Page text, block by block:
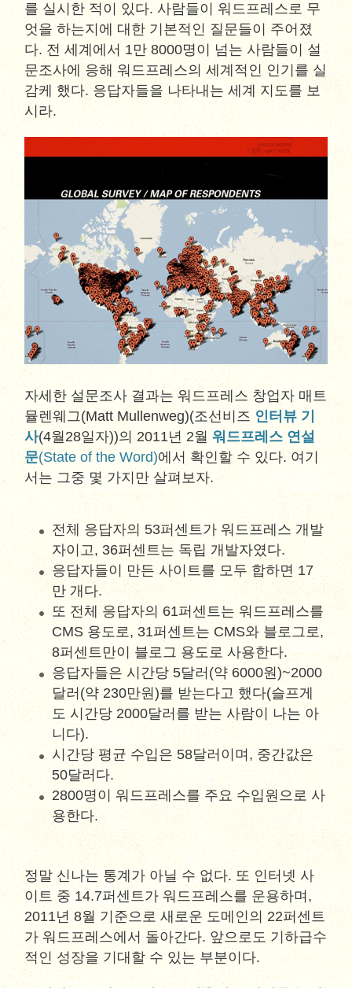
를 실시한 적이 있다. 사람들이 워드프레스로 무
엇을 하는지에 대한 기본적인 질문들이 주어졌
다. 전 세계에서 1만 8000명이 넘는 사람들이 설
문조사에 응해 워드프레스의 세계적인 인기를 실
감케 했다. 응답자들을 나타내는 세계 지도를 보
시라.
자세한 설문조사 결과는 워드프레스 창업자 매트
뮬렌웨그(Matt Mullenweg)(조선비즈 인터뷰 기
사(4월28일자))의 2011년 2월워드프레스 연설
문(State of the Word)에서 확인할 수 있다. 여기
서는 그중 몇 가지만 살펴보자.
전체 응답자의 53퍼센트가 워드프레스 개발
자이고, 36퍼센트는 독립 개발자였다.
응답자들이 만든 사이트를 모두 합하면 17
만 개다.
또 전체 응답자의 61퍼센트는 워드프레스를
CMS 용도로, 31퍼센트는 CMS와 블로그로,
8퍼센트만이 블로그 용도로 사용한다.
응답자들은 시간당 5달러(약 6000원)~2000
달러(약 230만원)를 받는다고 했다(슬프게
도 시간당 2000달러를 받는 사람이 나는 아
니다).
시간당 평균 수입은 58달러이며, 중간값은
50달러다.
2800명이 워드프레스를 주요 수입원으로 사
용한다.
정말 신나는 통계가 아닐 수 없다. 또 인터넷 사
이트 중 14.7퍼센트가 워드프레스를 운용하며,
2011년 8월 기준으로 새로운 도메인의 22퍼센트
가 워드프레스에서 돌아간다. 앞으로도 기하급수
적인 성장을 기대할 수 있는 부분이다.